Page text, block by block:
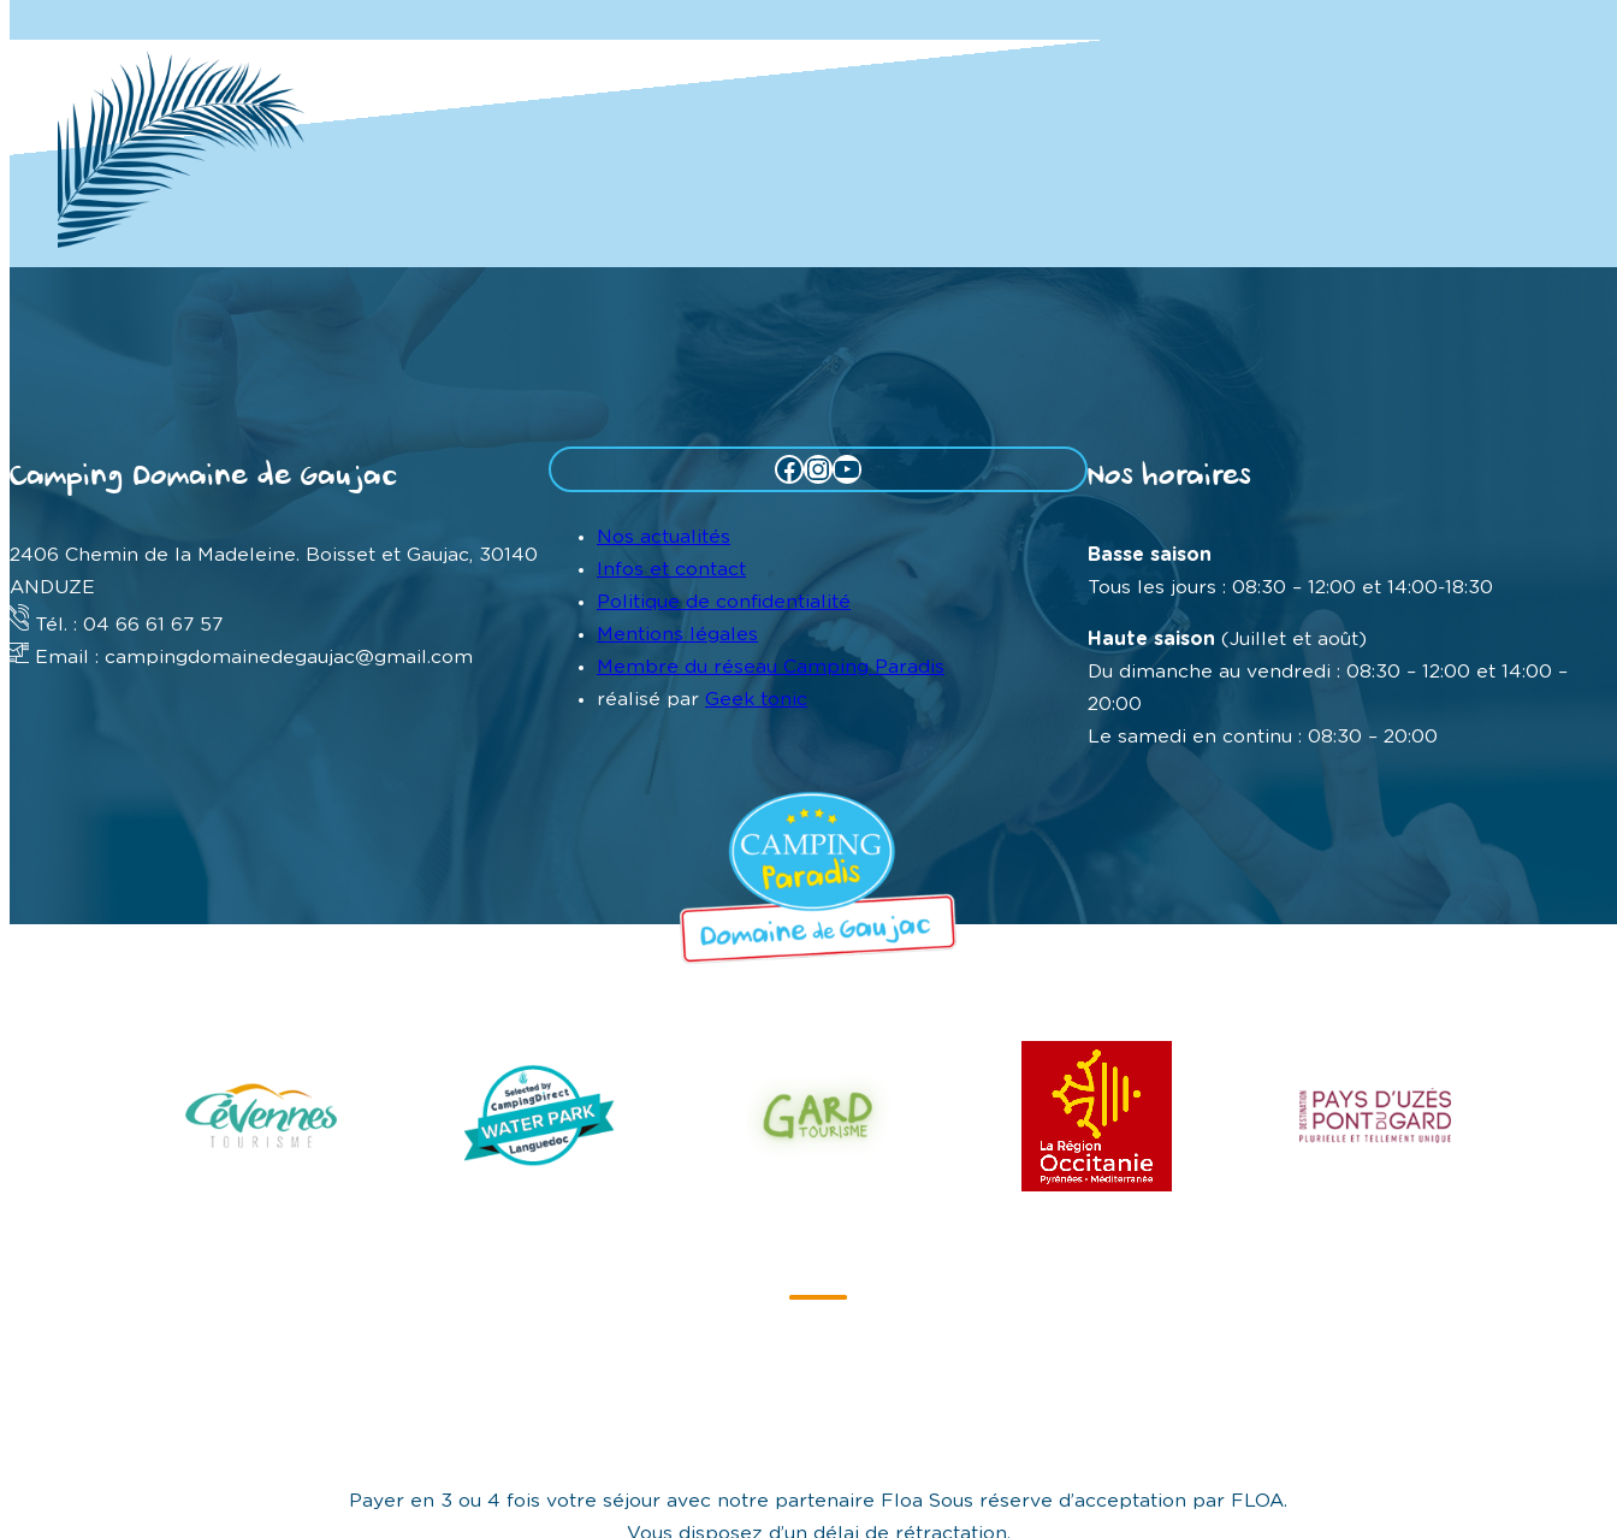
Camping Domaine de Gaujac
2406 Chemin de la Madeleine. Boisset et Gaujac, 30140
ANDUZE
Tél. : 04 66 61 67 57
Email : campingdomainedegaujac@gmail.com
Facebook InstagramYouTube
Nos actualités
Infos et contact
Politique de confidentialité
Mentions légales
Membre du réseau Camping Paradis
réalisé par Geek tonic
Nos horaires
Basse saison
Tous les jours : 08:30 – 12:00 et 14:00-18:30
Haute saison (Juillet et août)
Du dimanche au vendredi : 08:30 – 12:00 et 14:00 –
20:00
Le samedi en continu : 08:30 – 20:00
Payer en 3 ou 4 fois votre séjour avec notre partenaire Floa Sous réserve d’acceptation par FLOA.
Vous disposez d’un délai de rétractation.